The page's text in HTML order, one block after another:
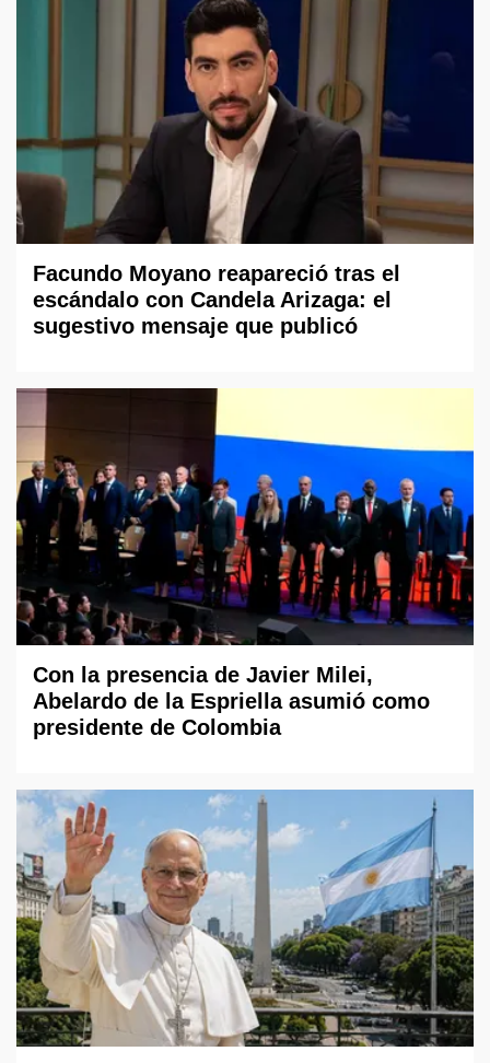
Facundo Moyano reapareció tras el
escándalo con Candela Arizaga: el
sugestivo mensaje que publicó
Con la presencia de Javier Milei,
Abelardo de la Espriella asumió como
presidente de Colombia